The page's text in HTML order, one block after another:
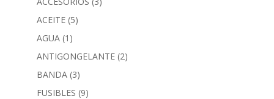
ACEITE (5)
AGUA (1)
ANTIGONGELANTE (2)
BANDA (3)
FUSIBLES (9)